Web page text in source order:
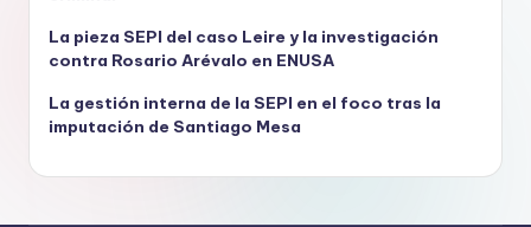
La pieza SEPI del caso Leire y la investigación
contra Rosario Arévalo en ENUSA
La gestión interna de la SEPI en el foco tras la
imputación de Santiago Mesa